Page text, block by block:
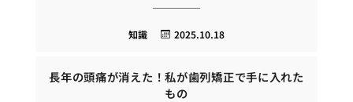
2025.10.18
知識
長年の頭痛が消えた！私が歯列矯正で手に入れた
もの